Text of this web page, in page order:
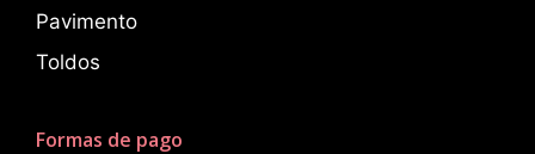
Pavimento
Toldos
Formas de pago